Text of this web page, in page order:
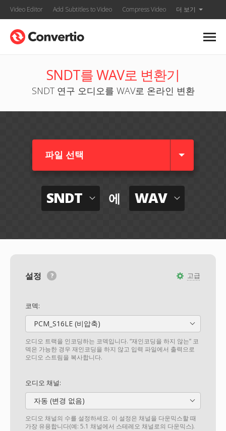
Video Editor Add Subtitles to Video Compress Video 더 보기
SNDT를 WAV로 변환기
SNDT 연구 오디오를 WAV로 온라인 변환
파일 선택
SNDT 에 WAV
고급
설정
코덱:
PCM_S16LE (비압축)
오디오 트랙을 인코딩하는 코덱입니다. “재인코딩을 하지 않는” 코
덱은 가능한 경우 재인코딩을 하지 않고 입력 파일에서 출력으로
오디오 스트림을 복사합니다.
오디오 채널:
자동 (변경 없음)
오디오 채널의 수를 설정하세요. 이 설정은 채널을 다운믹스할 때
가장 유용합니다(예: 5.1 채널에서 스테레오 채널로의 다운믹스).